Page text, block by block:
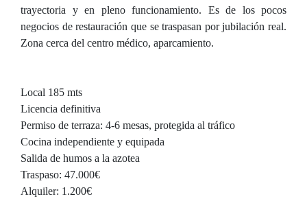
trayectoria y en pleno funcionamiento. Es de los pocos
negocios de restauración que se traspasan por jubilación real.
Zona cerca del centro médico, aparcamiento.
Local 185 mts
Licencia definitiva
Permiso de terraza: 4-6 mesas, protegida al tráfico
Cocina independiente y equipada
Salida de humos a la azotea
Traspaso: 47.000€
Alquiler: 1.200€